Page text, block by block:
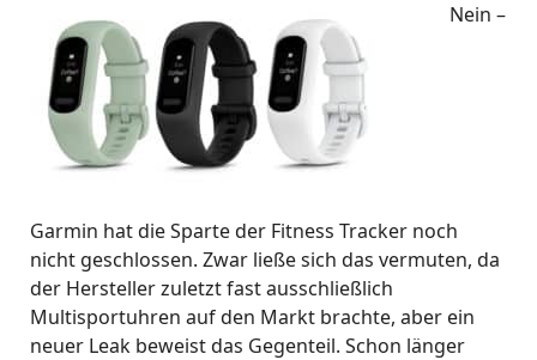
Nein –
Garmin hat die Sparte der Fitness Tracker noch
nicht geschlossen. Zwar ließe sich das vermuten, da
der Hersteller zuletzt fast ausschließlich
Multisportuhren auf den Markt brachte, aber ein
neuer Leak beweist das Gegenteil. Schon länger